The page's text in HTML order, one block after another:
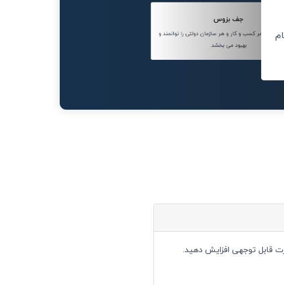
جف بزوس
هر کسب و کار و هر سازمان دولتی را توانمند و
بهبود می بخشد.